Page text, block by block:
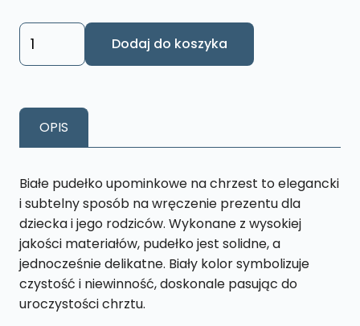
ilość
Pudełko
Chrzest
PC11
Dodaj do koszyka
OPIS
Białe pudełko upominkowe na chrzest to elegancki
i subtelny sposób na wręczenie prezentu dla
dziecka i jego rodziców. Wykonane z wysokiej
jakości materiałów, pudełko jest solidne, a
jednocześnie delikatne. Biały kolor symbolizuje
czystość i niewinność, doskonale pasując do
uroczystości chrztu.